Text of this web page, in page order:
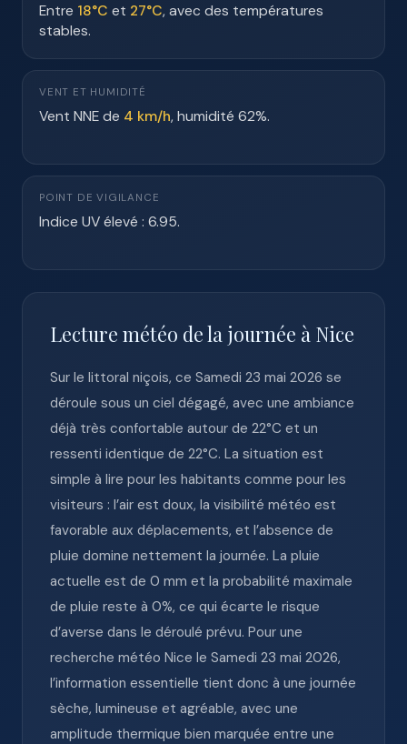
Entre 18°C et 27°C, avec des températures
stables.
VENT ET HUMIDITÉ
Vent NNE de 4 km/h, humidité 62%.
POINT DE VIGILANCE
Indice UV élevé : 6.95.
Lecture météo de la journée à Nice
Sur le littoral niçois, ce Samedi 23 mai 2026 se
déroule sous un ciel dégagé, avec une ambiance
déjà très confortable autour de 22°C et un
ressenti identique de 22°C. La situation est
simple à lire pour les habitants comme pour les
visiteurs : l’air est doux, la visibilité météo est
favorable aux déplacements, et l’absence de
pluie domine nettement la journée. La pluie
actuelle est de 0 mm et la probabilité maximale
de pluie reste à 0%, ce qui écarte le risque
d’averse dans le déroulé prévu. Pour une
recherche météo Nice le Samedi 23 mai 2026,
l’information essentielle tient donc à une journée
sèche, lumineuse et agréable, avec une
amplitude thermique bien marquée entre une